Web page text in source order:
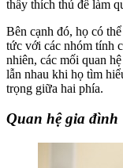
thấy thích thú để làm
Bên cạnh đó, họ có
tức với các nhóm tính
nhiên, các mối quan
lẫn nhau khi họ tìm
trọng giữa hai phía.
Quan hệ gia đình